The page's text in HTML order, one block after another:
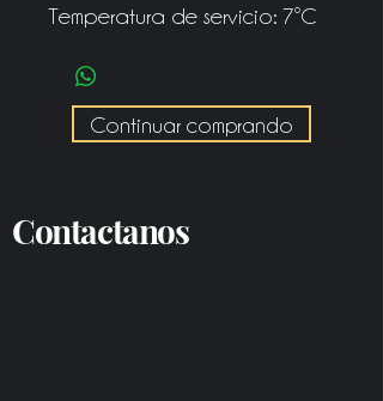
Temperatura de servicio: 7ºC
Continuar comprando
Contactanos